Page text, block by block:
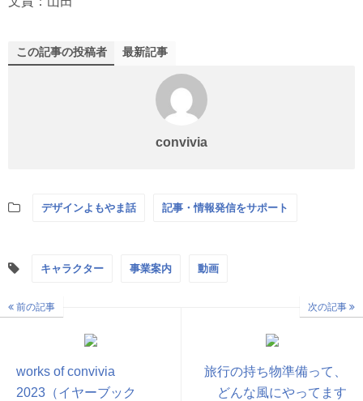
この記事の投稿者 最新記事
convivia
デザインよもやま話 記事・情報発信をサポート
キャラクター 事業案内 動画
前の記事
works of convivia
2023（イヤーブック
次の記事
旅行の持ち物準備って、
どんな風にやってます